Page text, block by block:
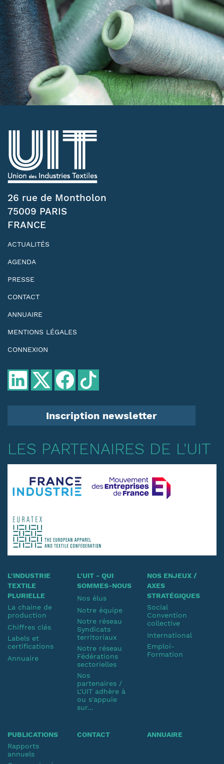
26 rue de Montholon
75009 PARIS
FRANCE
ACTUALITÉS
AGENDA
PRESSE
CONTACT
ANNUAIRE
MENTIONS LÉGALES
CONNEXION
Inscription newsletter
LES PARTENAIRES DE L'UIT
L'INDUSTRIE
TEXTILE
PLURIELLE
La chaine de
production
Chiffres clés
Labels et
certifications
Annuaire
L'UIT - QUI
SOMMES-NOUS
Nos élus
Notre équipe
Notre réseau
Syndicats
territoriaux
Notre réseau
Fédérations
sectorielles
Nos
partenaires /
L'UIT adhère à
ou s'appuie
sur...
NOS ENJEUX /
AXES
STRATÉGIQUES
Social
Convention
collective
International
Emploi-
Formation
PUBLICATIONS
Rapports
annuels
CONTACT ANNUAIRE